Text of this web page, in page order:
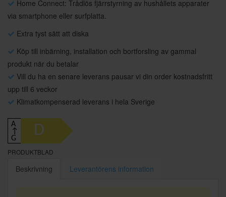
Home Connect: Trådlös fjärrstyrning av hushållets apparater
via smartphone eller surfplatta.
Extra tyst sätt att diska
Köp till inbärning, installation och bortforsling av gammal
produkt när du betalar
Vill du ha en senare leverans pausar vi din order kostnadsfritt
upp till 6 veckor
Klimatkompenserad leverans i hela Sverige
A
↑
G
D
PRODUKTBLAD
Beskrivning Leverantörens information